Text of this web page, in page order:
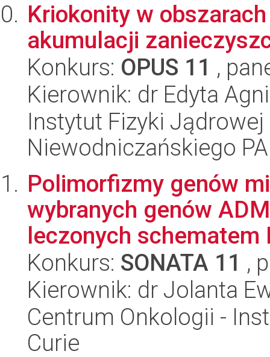
Kriokonity w
akumulacji
Konkurs: OPUS 11 ,
Kierownik: dr Edyta
Instytut Fizyki
Niewodniczańskiego
Polimorfizmy genów
wybranych genów
leczonych schematem
Konkurs: SONATA 11 ,
Kierownik: dr Jolanta
Centrum Onkologii -
Curie